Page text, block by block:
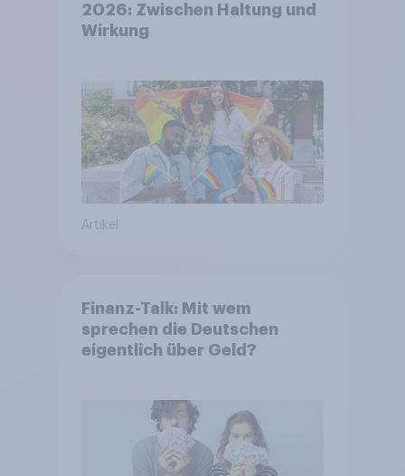
2026: Zwischen Haltung und
Wirkung
Artikel
Finanz-Talk: Mit wem
sprechen die Deutschen
eigentlich über Geld?